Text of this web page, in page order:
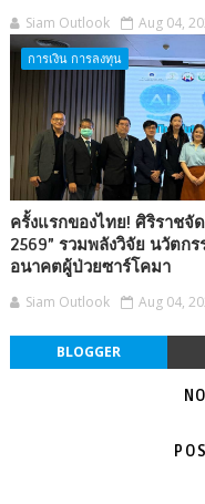
Siam Outlook Aug 04,
การเงิน การลงทุน
ครั้งแรกของไทย! ศิริราชจั
2569” รวมพลังวิจัย นวัตก
อนาคตผู้ป่วยซาร์โคมา
Siam Outlook Aug 04,
BLOGGER